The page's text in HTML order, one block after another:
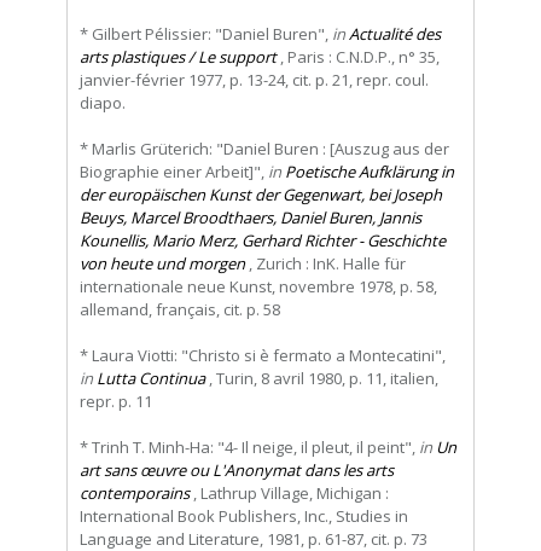
* Gilbert Pélissier: "Daniel Buren", inActualité des
arts plastiques / Le support, Paris : C.N.D.P., n° 35,
janvier-février 1977, p. 13-24, cit. p. 21, repr. coul.
diapo.
* Marlis Grüterich: "Daniel Buren : [Auszug aus der
Biographie einer Arbeit]", in Poetische Aufklärung in
der europäischen Kunst der Gegenwart, bei Joseph
Beuys, Marcel Broodthaers, Daniel Buren, Jannis
Kounellis, Mario Merz, Gerhard Richter - Geschichte
von heute und morgen, Zurich : InK. Halle für
internationale neue Kunst, novembre 1978, p. 58,
allemand, français, cit. p. 58
* Laura Viotti: "Christo si è fermato a Montecatini",
in Lutta Continua, Turin, 8 avril 1980, p. 11, italien,
repr. p. 11
* Trinh T. Minh-Ha: "4- Il neige, il pleut, il peint", in Un
art sans œuvre ou L'Anonymat dans les arts
contemporains, Lathrup Village, Michigan :
International Book Publishers, Inc., Studies in
Language and Literature, 1981, p. 61-87, cit. p. 73